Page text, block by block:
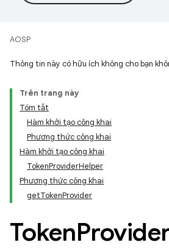
AOSP
Thông tin này có hữu ích không cho bạn
Trên trang này
Tóm tắt
Hàm khởi tạo công khai
Phương thức công khai
Hàm khởi tạo công khai
TokenProviderHelper
Phương thức công khai
getTokenProvider
Token